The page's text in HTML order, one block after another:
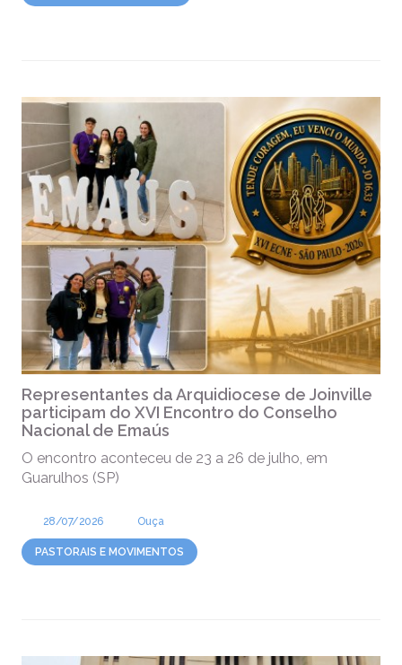
Representantes da Arquidiocese de Joinville
participam do XVI Encontro do Conselho
Nacional de Emaús
O encontro aconteceu de 23 a 26 de julho, em
Guarulhos (SP)
28/07/2026 Ouça
PASTORAIS E MOVIMENTOS